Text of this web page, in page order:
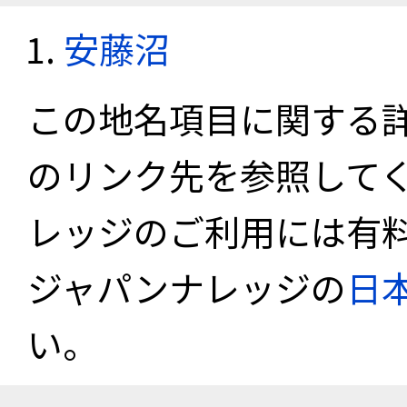
安藤沼
この地名項目に関する
のリンク先を参照して
レッジのご利用には有
ジャパンナレッジの日
い。